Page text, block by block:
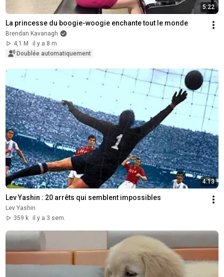
5:22
La princesse du boogie-woogie enchante tout le monde
Brendan Kavanagh
4,1 M
il y a 8 m.
Doublée automatiquement
4:13
Lev Yashin : 20 arrêts qui semblent impossibles
Lev Yashin
359 k
il y a 3 sem.